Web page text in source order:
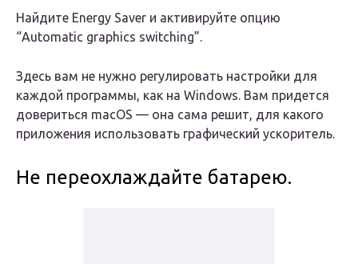
Найдите Energy Saver и активируйте опцию
“Automatic graphics switching”.
Здесь вам не нужно регулировать настройки для
каждой программы, как на Windows. Вам придется
довериться macOS — она сама решит, для какого
приложения использовать графический ускоритель.
Не переохлаждайте батарею.